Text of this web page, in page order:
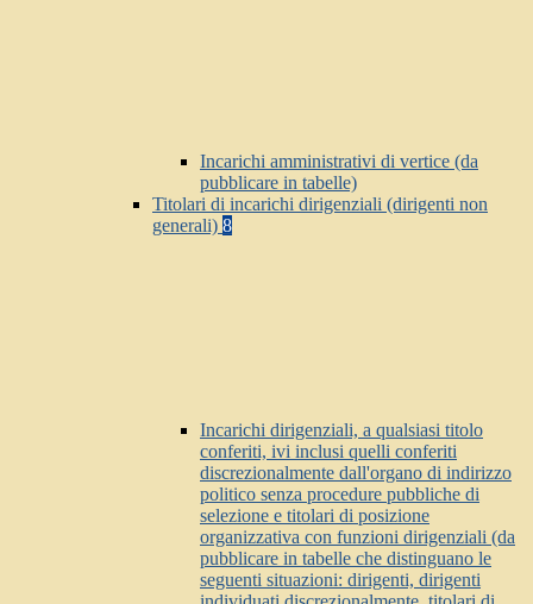
Incarichi amministrativi di vertice (da
pubblicare in tabelle)
Titolari di incarichi dirigenziali (dirigenti non
generali) 8
Incarichi dirigenziali, a qualsiasi titolo
conferiti, ivi inclusi quelli conferiti
discrezionalmente dall'organo di indirizzo
politico senza procedure pubbliche di
selezione e titolari di posizione
organizzativa con funzioni dirigenziali (da
pubblicare in tabelle che distinguano le
seguenti situazioni: dirigenti, dirigenti